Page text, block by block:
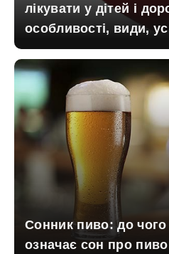
лікувати у дітей і
особливості, види,
Сонник пиво: до
означає сон про пиво